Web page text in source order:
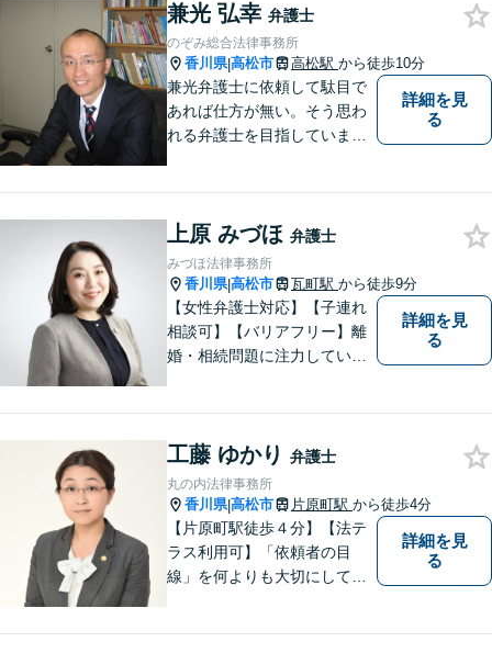
兼光 弘幸 弁護士
のぞみ総合法律事務所
香川県|高松市 高松駅 から徒歩10分
兼光弁護士に依頼して駄目で
あれば仕方が無い。そう思わ
れる弁護士を目指していま
詳細を見
る
上原 みづほ 弁護士
みづほ法律事務所
香川県|高松市 瓦町駅 から徒歩9分
【女性弁護士対応】【子連れ
相談可】【バリアフリー】離
婚・相続問題に注力していま
詳細を見
る
工藤 ゆかり 弁護士
丸の内法律事務所
香川県|高松市 片原町駅 から徒歩4分
【片原町駅徒歩４分】【法テ
ラス利用可】「依頼者の目
線」を何よりも大切にしてい
詳細を見
る